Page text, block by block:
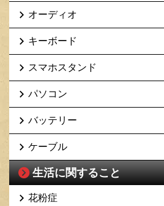
オーディオ
キーボード
スマホスタンド
パソコン
バッテリー
ケーブル
生活に関すること
花粉症